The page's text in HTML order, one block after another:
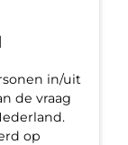
in/uit
de vraag
op